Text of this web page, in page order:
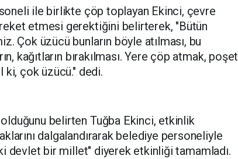
ile birlikte çöp toplayan Ekinci, çevre
etmesi gerektiğini belirterek, "Bütün
Çok üzücü bunların böyle atılması, bu
kağıtların bırakılması. Yere çöp atmak, poşet
ki, çok üzücü." dedi.
belirten Tuğba Ekinci, etkinlik
dalgalandırarak belediye personeliyle
devlet bir millet" diyerek etkinliği tamamladı.